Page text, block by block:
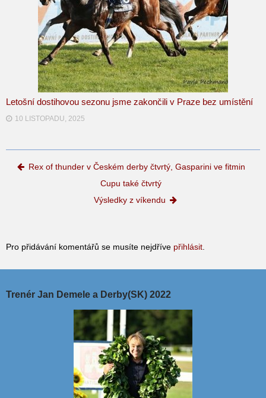
Letošní dostihovou sezonu jsme zakončili v Praze bez umístění
10 LISTOPADU, 2025
Post navigation
Rex of thunder v Českém derby čtvrtý, Gasparini ve fitmin
Cupu také čtvrtý
Výsledky z víkendu
Pro přidávání komentářů se musíte nejdříve přihlásit
Trenér Jan Demele a Derby(SK) 2022